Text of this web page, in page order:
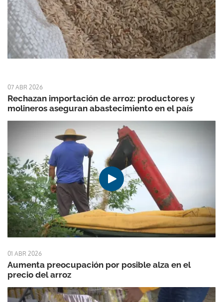
07 ABR 2026
Rechazan importación de arroz: productores y
molineros aseguran abastecimiento en el país
01 ABR 2026
Aumenta preocupación por posible alza en el
precio del arroz